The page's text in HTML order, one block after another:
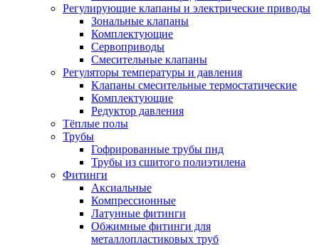
Регулирующие клапаны и электрические приводы
Зональные клапаны
Комплектующие
Сервоприводы
Смесительные клапаны
Регуляторы температуры и давления
Клапаны смесительные термостатические
Комплектующие
Редуктор давления
Тёплые полы
Трубы
Гофрированные трубы пнд
Трубы из сшитого полиэтилена
Фитинги
Аксиальные
Компрессионные
Латунные фитинги
Обжимные фитинги для
металлопластиковых труб